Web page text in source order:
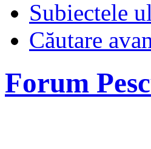
Subiectele
Căutare
Forum